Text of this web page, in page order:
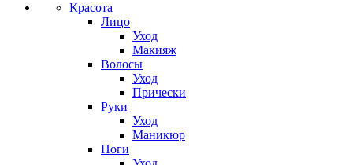
Красота
Лицо
Уход
Макияж
Волосы
Уход
Прически
Руки
Уход
Маникюр
Ноги